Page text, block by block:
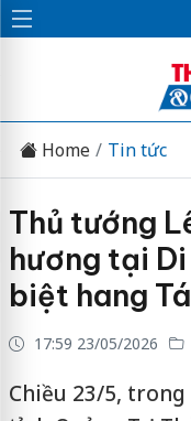
Home Tin tức
Thủ tướng
hương tại
biệt hang
17:59 23/05/2026
Chiều 23/5,